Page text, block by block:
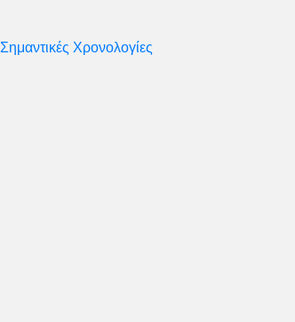
Σημαντικές Χρονολογίες